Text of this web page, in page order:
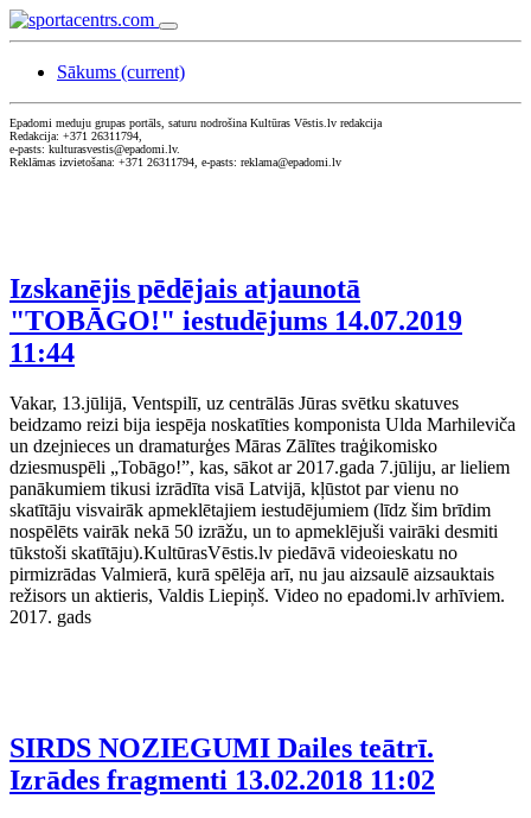
Sākums (current)
Epadomi meduju grupas portāls, saturu nodrošina Kultūras Vēstis.lv redakcija
Redakcija: +371 26311794,
e-pasts: kulturasvestis@epadomi.lv.
Reklāmas izvietošana: +371 26311794, e-pasts: reklama@epadomi.lv
Izskanējis pēdējais atjaunotā
"TOBĀGO!" iestudējums 14.07.2019
11:44
Vakar, 13.jūlijā, Ventspilī, uz centrālās Jūras svētku skatuves
beidzamo reizi bija iespēja noskatīties komponista Ulda Marhileviča
un dzejnieces un dramaturģes Māras Zālītes traģikomisko
dziesmuspēli „Tobāgo!”, kas, sākot ar 2017.gada 7.jūliju, ar lieliem
panākumiem tikusi izrādīta visā Latvijā, kļūstot par vienu no
skatītāju visvairāk apmeklētajiem iestudējumiem (līdz šim brīdim
nospēlēts vairāk nekā 50 izrāžu, un to apmeklējuši vairāki desmiti
tūkstoši skatītāju).KultūrasVēstis.lv piedāvā videoieskatu no
pirmizrādas Valmierā, kurā spēlēja arī, nu jau aizsaulē aizsauktais
režisors un aktieris, Valdis Liepiņš. Video no epadomi.lv arhīviem.
2017. gads
SIRDS NOZIEGUMI Dailes teātrī.
Izrādes fragmenti 13.02.2018 11:02